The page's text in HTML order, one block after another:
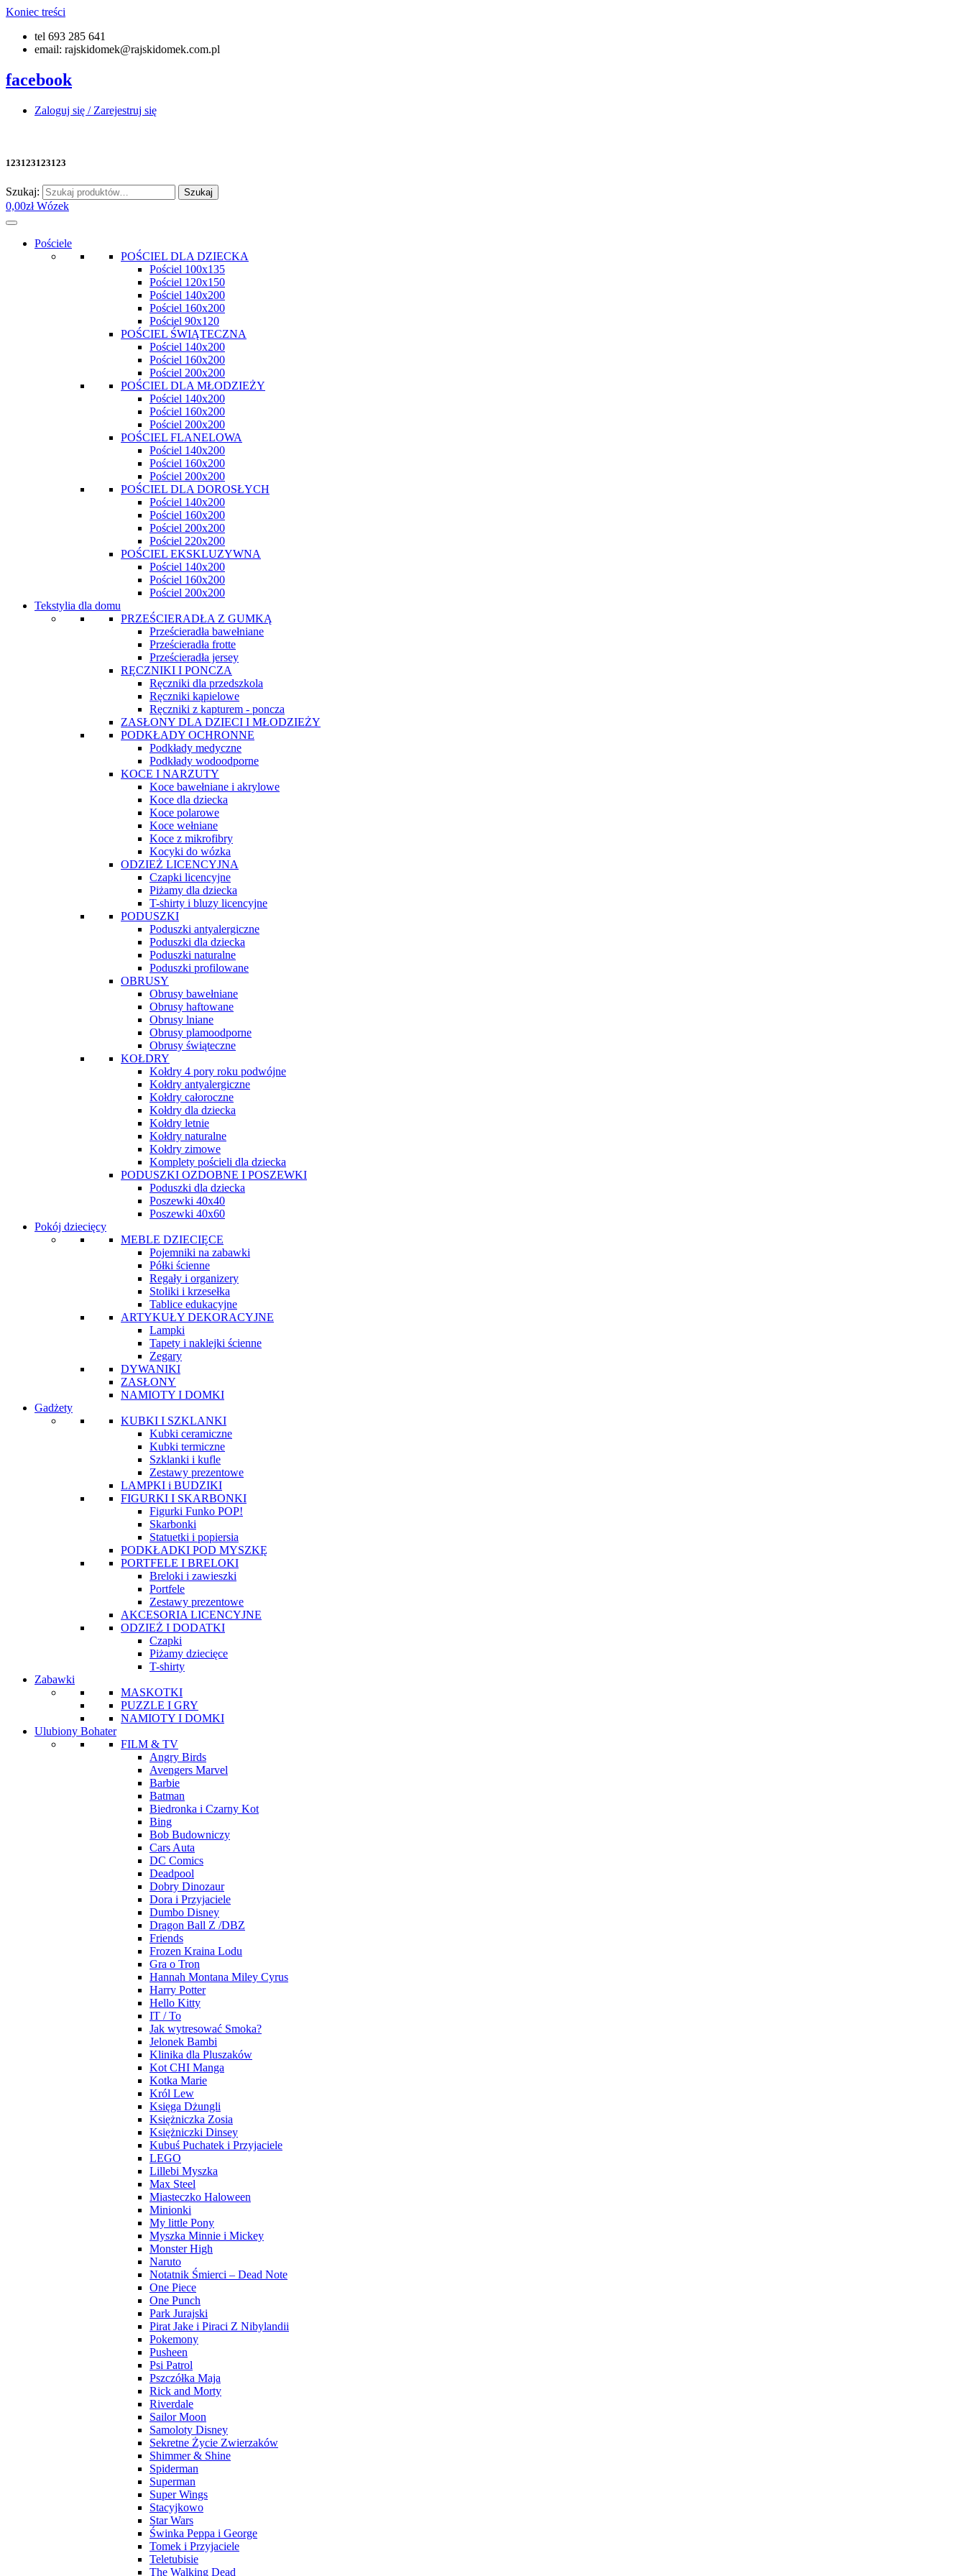
Koniec treści
tel 693 285 641
email: rajskidomek@rajskidomek.com.pl
facebook
Zaloguj się / Zarejestruj się
123123123123
Szukaj: Szukaj
0,00zł Wózek
Pościele
POŚCIEL DLA DZIECKA
Pościel 100x135
Pościel 120x150
Pościel 140x200
Pościel 160x200
Pościel 90x120
POŚCIEL ŚWIĄTECZNA
Pościel 140x200
Pościel 160x200
Pościel 200x200
POŚCIEL DLA MŁODZIEŻY
Pościel 140x200
Pościel 160x200
Pościel 200x200
POŚCIEL FLANELOWA
Pościel 140x200
Pościel 160x200
Pościel 200x200
POŚCIEL DLA DOROSŁYCH
Pościel 140x200
Pościel 160x200
Pościel 200x200
Pościel 220x200
POŚCIEL EKSKLUZYWNA
Pościel 140x200
Pościel 160x200
Pościel 200x200
Tekstylia dla domu
PRZEŚCIERADŁA Z GUMKĄ
Prześcieradła bawełniane
Prześcieradła frotte
Prześcieradła jersey
RĘCZNIKI I PONCZA
Ręczniki dla przedszkola
Ręczniki kąpielowe
Ręczniki z kapturem - poncza
ZASŁONY DLA DZIECI I MŁODZIEŻY
PODKŁADY OCHRONNE
Podkłady medyczne
Podkłady wodoodporne
KOCE I NARZUTY
Koce bawełniane i akrylowe
Koce dla dziecka
Koce polarowe
Koce wełniane
Koce z mikrofibry
Kocyki do wózka
ODZIEŻ LICENCYJNA
Czapki licencyjne
Piżamy dla dziecka
T-shirty i bluzy licencyjne
PODUSZKI
Poduszki antyalergiczne
Poduszki dla dziecka
Poduszki naturalne
Poduszki profilowane
OBRUSY
Obrusy bawełniane
Obrusy haftowane
Obrusy lniane
Obrusy plamoodporne
Obrusy świąteczne
KOŁDRY
Kołdry 4 pory roku podwójne
Kołdry antyalergiczne
Kołdry całoroczne
Kołdry dla dziecka
Kołdry letnie
Kołdry naturalne
Kołdry zimowe
Komplety pościeli dla dziecka
PODUSZKI OZDOBNE I POSZEWKI
Poduszki dla dziecka
Poszewki 40x40
Poszewki 40x60
Pokój dziecięcy
MEBLE DZIECIĘCE
Pojemniki na zabawki
Półki ścienne
Regały i organizery
Stoliki i krzesełka
Tablice edukacyjne
ARTYKUŁY DEKORACYJNE
Lampki
Tapety i naklejki ścienne
Zegary
DYWANIKI
ZASŁONY
NAMIOTY I DOMKI
Gadżety
KUBKI I SZKLANKI
Kubki ceramiczne
Kubki termiczne
Szklanki i kufle
Zestawy prezentowe
LAMPKI i BUDZIKI
FIGURKI I SKARBONKI
Figurki Funko POP!
Skarbonki
Statuetki i popiersia
PODKŁADKI POD MYSZKĘ
PORTFELE I BRELOKI
Breloki i zawieszki
Portfele
Zestawy prezentowe
AKCESORIA LICENCYJNE
ODZIEŻ I DODATKI
Czapki
Piżamy dziecięce
T-shirty
Zabawki
MASKOTKI
PUZZLE I GRY
NAMIOTY I DOMKI
Ulubiony Bohater
FILM & TV
Angry Birds
Avengers Marvel
Barbie
Batman
Biedronka i Czarny Kot
Bing
Bob Budowniczy
Cars Auta
DC Comics
Deadpool
Dobry Dinozaur
Dora i Przyjaciele
Dumbo Disney
Dragon Ball Z /DBZ
Friends
Frozen Kraina Lodu
Gra o Tron
Hannah Montana Miley Cyrus
Harry Potter
Hello Kitty
IT / To
Jak wytresować Smoka?
Jelonek Bambi
Klinika dla Pluszaków
Kot CHI Manga
Kotka Marie
Król Lew
Księga Dżungli
Księżniczka Zosia
Księżniczki Dinsey
Kubuś Puchatek i Przyjaciele
LEGO
Lillebi Myszka
Max Steel
Miasteczko Haloween
Minionki
My little Pony
Myszka Minnie i Mickey
Monster High
Naruto
Notatnik Śmierci – Dead Note
One Piece
One Punch
Park Jurajski
Pirat Jake i Piraci Z Nibylandii
Pokemony
Pusheen
Psi Patrol
Pszczółka Maja
Rick and Morty
Riverdale
Sailor Moon
Samoloty Disney
Sekretne Życie Zwierzaków
Shimmer & Shine
Spiderman
Superman
Super Wings
Stacyjkowo
Star Wars
Świnka Peppa i George
Tomek i Przyjaciele
Teletubisie
The Walking Dead